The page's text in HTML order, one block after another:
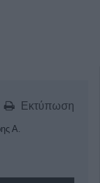
Εκτύπωση
Α.